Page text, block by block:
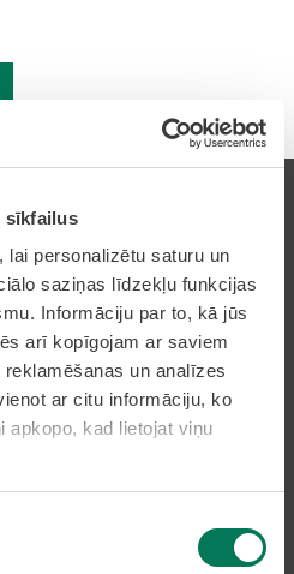
sīkfailus
personalizētu saturu un
saziņas līdzekļu funkcijas
Informāciju par to, kā jūs
arī kopīgojam ar saviem
un analīzes
ar citu informāciju, ko
apkopo, kad lietojat viņu
uz avīzi
izglītības iestādē